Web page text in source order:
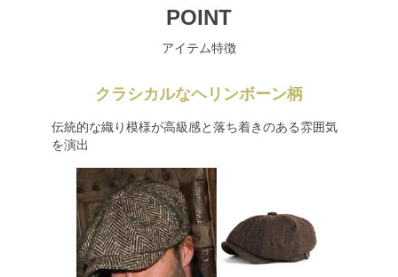
POINT
アイテム特徴
クラシカルなヘリンボーン柄
伝統的な織り模様が高級感と落ち着きのある雰囲気
を演出